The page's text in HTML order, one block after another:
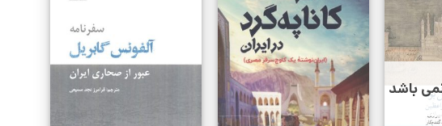
باشد